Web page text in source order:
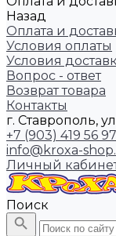
Назад
Оплата и
Условия оплаты
Условия
Вопрос - ответ
Возврат товара
Контакты
г. Ставрополь,
+7 (903) 419 56 97
info@kroxa-
Личный
Поиск